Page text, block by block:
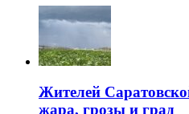
Жителей
жара, грозы и град